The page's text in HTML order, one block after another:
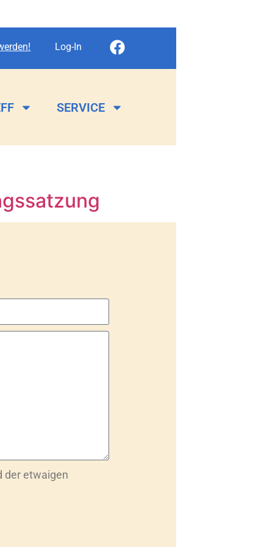
Log-In
SERVICE
der etwaigen